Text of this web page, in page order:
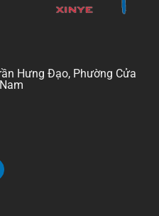
Hưng Đạo, Phường Cửa